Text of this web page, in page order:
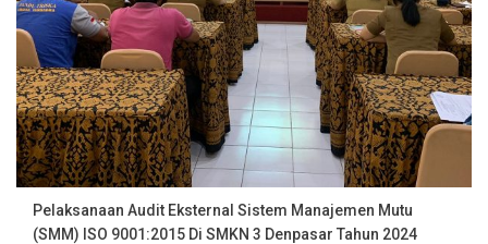
Pelaksanaan Audit Eksternal Sistem Manajemen Mutu
(SMM) ISO 9001:2015 Di SMKN 3 Denpasar Tahun 2024